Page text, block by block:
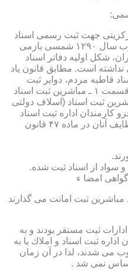
جهت ثبت رسمی اسناد
مراجعان، به قانون ثبت اسناد مصوب سال ۱۲۹۰ شمسی بازمی
شكل اولیه دفاتر اسناد
است. مطابق قانون یاد
قاطبه مردم، دوایر ثبت
اسناد به عنوان نهادی دولتی، از دو قسمت ۱ ـ مباشرین ثبت اسناد
ثبت اسناد (اسلاف دولتی
كارمندان اداره ثبت اسناد
واملاك محسوب می گردیدند كه وظایف آنان در ماده ۴۷ قانون
سواد از اسناد ثبت شده.
امضا ء
ثبت امانت می گذارند
ثبت مستقر بودند و به
ثبت اسناد و املاك یا به
می شدند، لذا در آن زمان
احساس نمی شد .